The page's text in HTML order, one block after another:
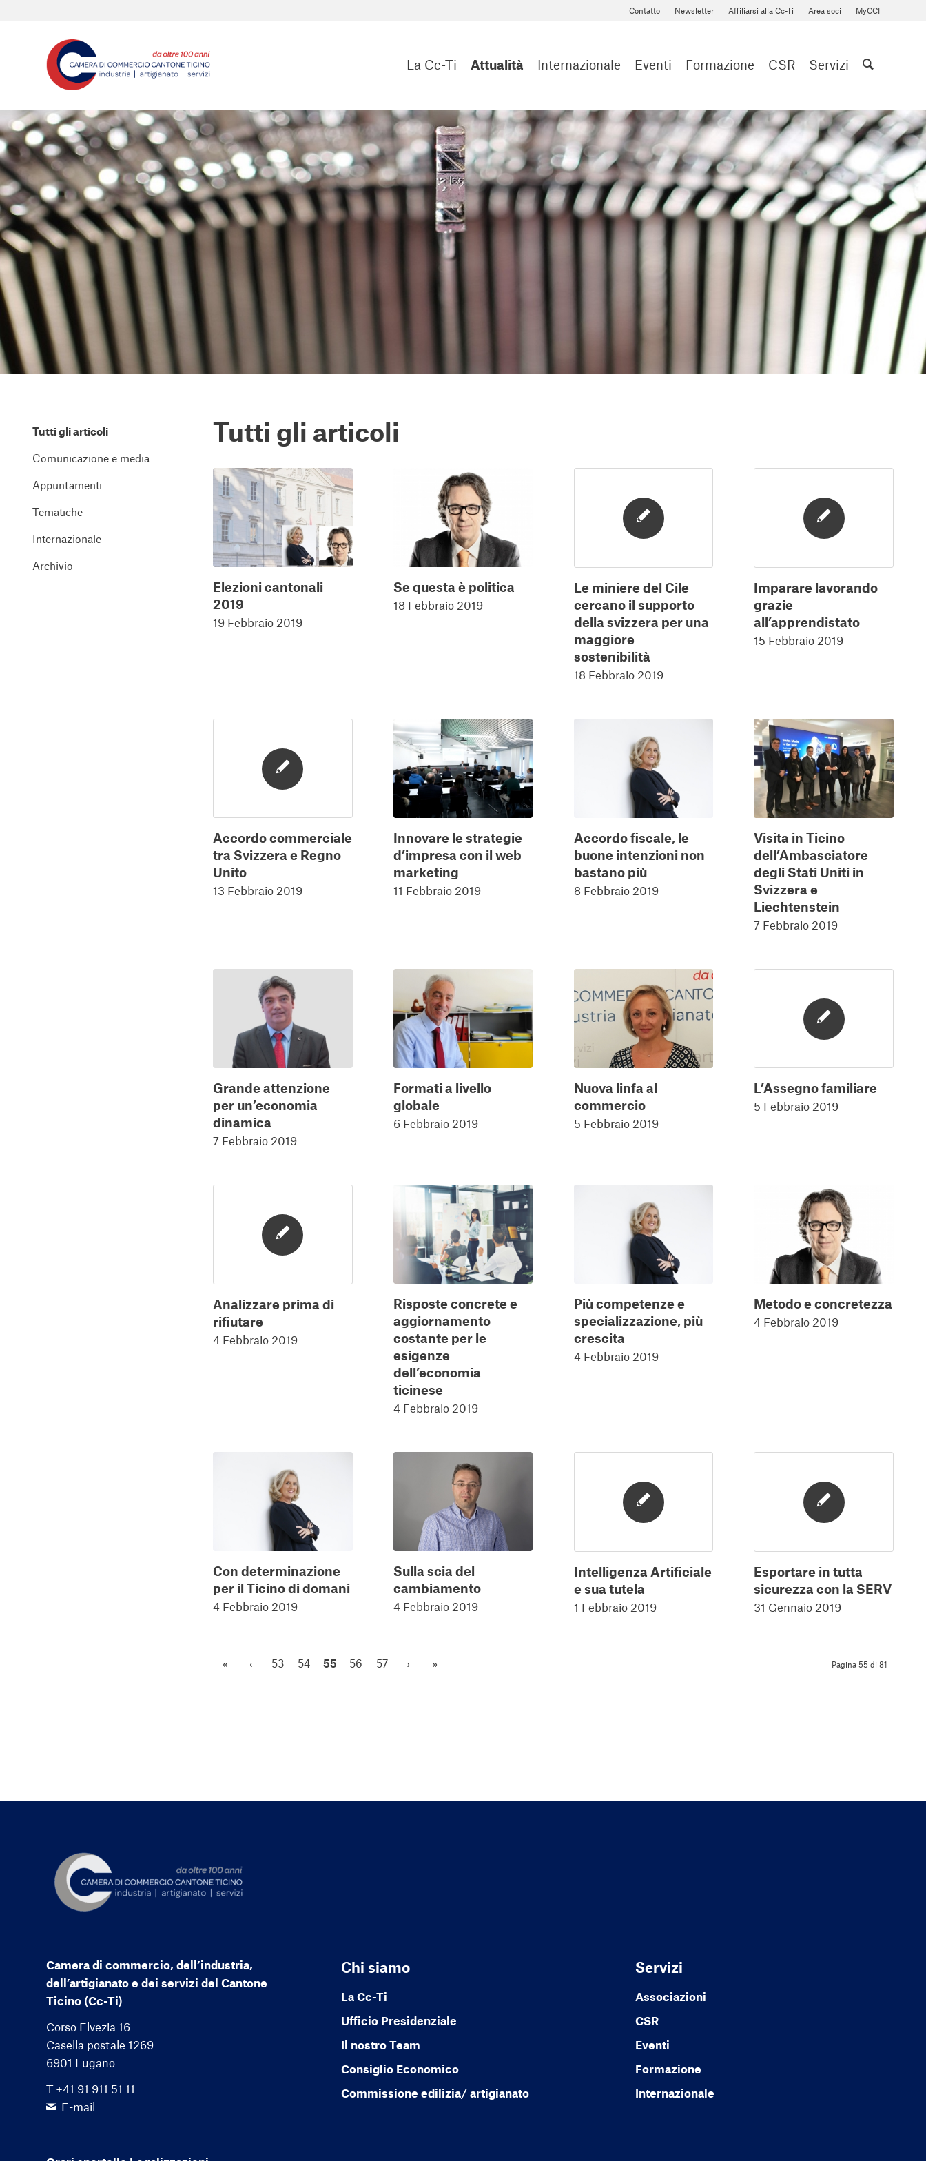
Contatto Newsletter Affiliarsi alla Cc-Ti Area soci MyCCI
La Cc-Ti Attualità Internazionale Eventi Formazione CSR Servizi
Tutti gli articoli
Comunicazione e media
Appuntamenti
Tematiche
Internazionale
Archivio
Tutti gli articoli
Elezioni cantonali
2019
19 Febbraio 2019
Se questa è politica
18 Febbraio 2019
Le miniere del Cile
cercano il supporto
della svizzera per una
maggiore
sostenibilità
18 Febbraio 2019
Imparare lavorando
grazie
all’apprendistato
15 Febbraio 2019
Accordo commerciale
tra Svizzera e Regno
Unito
13 Febbraio 2019
Innovare le strategie
d’impresa con il web
marketing
11 Febbraio 2019
Accordo fiscale, le
buone intenzioni non
bastano più
8 Febbraio 2019
Visita in Ticino
dell’Ambasciatore
degli Stati Uniti in
Svizzera e
Liechtenstein
7 Febbraio 2019
Grande attenzione
per un’economia
dinamica
7 Febbraio 2019
Formati a livello
globale
6 Febbraio 2019
Nuova linfa al
commercio
5 Febbraio 2019
L’Assegno familiare
5 Febbraio 2019
Analizzare prima di
rifiutare
4 Febbraio 2019
Risposte concrete e
aggiornamento
costante per le
esigenze
dell’economia
ticinese
4 Febbraio 2019
Più competenze e
specializzazione, più
crescita
4 Febbraio 2019
Metodo e concretezza
4 Febbraio 2019
Con determinazione
per il Ticino di domani
4 Febbraio 2019
Sulla scia del
cambiamento
4 Febbraio 2019
Intelligenza Artificiale
e sua tutela
1 Febbraio 2019
Esportare in tutta
sicurezza con la SERV
31 Gennaio 2019
Pagina 55 di 81
« ‹ 53 54 55 56 57 › »
Camera di commercio, dell’industria,
dell’artigianato e dei servizi del Cantone
Ticino (Cc-Ti)
Corso Elvezia 16
Casella postale 1269
6901 Lugano
T +41 91 911 51 11
E-mail
Chi siamo
La Cc-Ti
Ufficio Presidenziale
Il nostro Team
Consiglio Economico
Commissione edilizia/ artigianato
Servizi
Associazioni
CSR
Eventi
Formazione
Internazionale